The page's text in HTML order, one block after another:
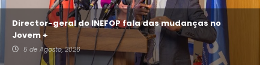
Director-geral do INEFOP fala das mudanças no
Jovem +
5 de Agosto, 2026